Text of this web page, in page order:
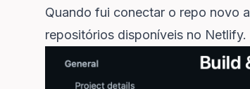
Quando fui conectar o repo novo
repositórios disponíveis no Netlify.